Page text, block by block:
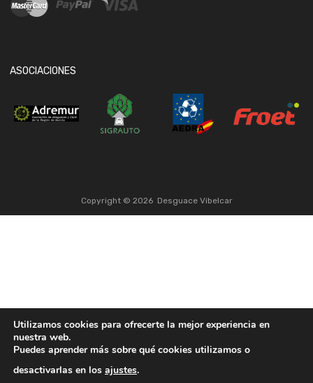
ASOCIACIONES
Copyright © 2026 Desguace Vibelcar
Utilizamos cookies para ofrecerte la mejor experiencia en
nuestra web.
Puedes aprender más sobre qué cookies utilizamos o
desactivarlas en los ajustes.